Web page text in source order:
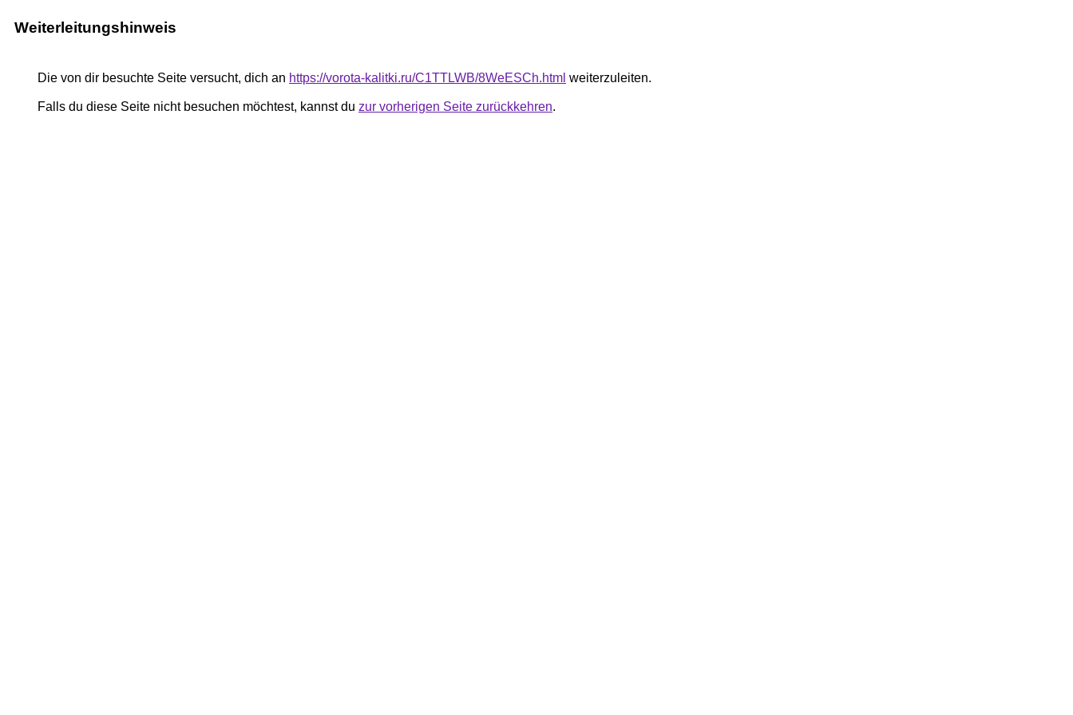
Weiterleitungshinweis
Die von dir besuchte Seite versucht, dich an https://vorota-kalitki.ru/C1TTLWB/8WeESCh.html weiterzuleiten.
Falls du diese Seite nicht besuchen möchtest, kannst du zur vorherigen Seite zurückkehren.